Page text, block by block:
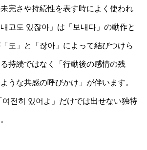
完さや持続性を表す時によく使われ
고도 있잖아」は「보내다」の動作と
「도」と「잖아」によって結びつけら
持続ではなく「行動後の感情の残
うな共感の呼びかけ」が伴います。
여전히 있어よ」だけでは出せない独特